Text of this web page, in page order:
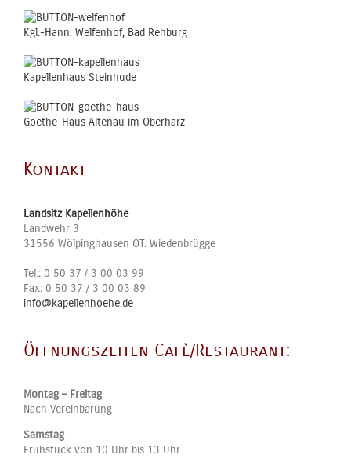
Kgl.-Hann. Welfenhof, Bad Rehburg
Kapellenhaus Steinhude
Goethe-Haus Altenau im Oberharz
Kontakt
Landsitz Kapellenhöhe
Landwehr 3
31556 Wölpinghausen OT. Wiedenbrügge
Tel.: 0 50 37 / 3 00 03 99
Fax: 0 50 37 / 3 00 03 89
info@kapellenhoehe.de
Öffnungszeiten Cafè/Restaurant:
Montag – Freitag
Nach Vereinbarung
Samstag
Frühstück von 10 Uhr bis 13 Uhr